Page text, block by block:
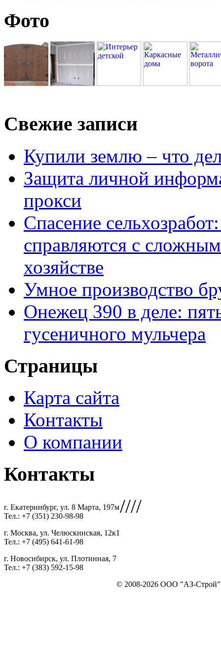
Фото
Свежие записи
Купили землю – что
Защита личной
прокси
Спасение
справляются с
хозяйстве
Умное производство
Онежец 390 в деле:
гусеничного мульчера
Страницы
Карта сайта
Контакты
О компании
Контакты
г. Екатеринбург, ул. 8 Марта, 197м
Тел.: +7 (351) 230-98-98
г. Москва, ул. Челюскинская, 12к1
Тел.: +7 (495) 641-61-98
г. Новосибирск, ул. Плотинная, 7
Тел.: +7 (383) 592-15-98
////
© 2008-2026 ООО "АЗ-Строй".